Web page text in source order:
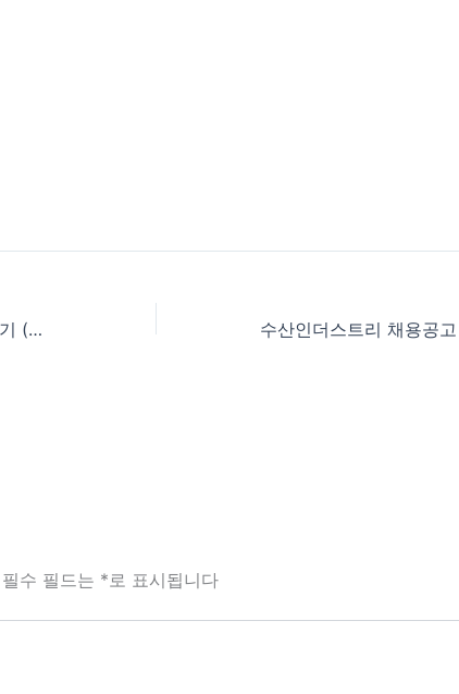
BGF 채용공고 공채 인턴 자세히보기 (bgf.recruiter.co.kr/app/jobnotice/list)
필수 필드는 *로 표시됩니다